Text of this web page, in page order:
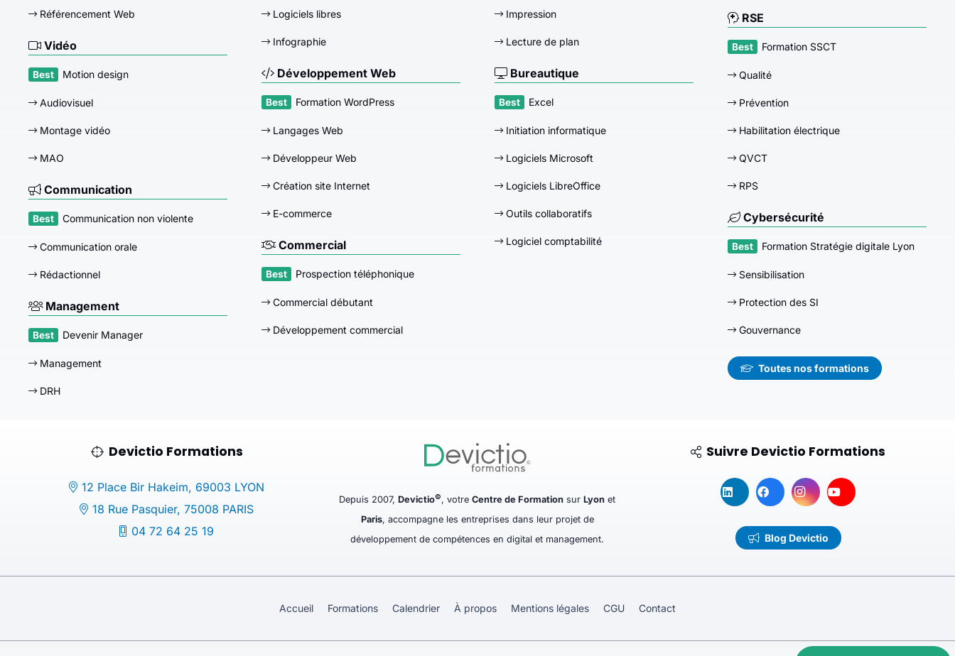
Référencement Web
Vidéo
Motion design
Audiovisuel
Montage vidéo
MAO
Communication
Communication non violente
Communication orale
Rédactionnel
Management
Devenir Manager
Management
DRH
Logiciels libres
Infographie
Développement Web
Formation WordPress
Langages Web
Développeur Web
Création site Internet
E-commerce
Commercial
Prospection téléphonique
Commercial débutant
Développement commercial
Impression
Lecture de plan
Bureautique
Excel
Initiation informatique
Logiciels Microsoft
Logiciels LibreOffice
Outils collaboratifs
Logiciel comptabilité
RSE
Formation SSCT
Qualité
Prévention
Habilitation électrique
QVCT
RPS
Cybersécurité
Formation Stratégie digitale Lyon
Sensibilisation
Protection des SI
Gouvernance
Toutes nos formations
Devictio Formations
12 Place Bir Hakeim, 69003 LYON
18 Rue Pasquier, 75008 PARIS
04 72 64 25 19
Depuis 2007,Devictio©, votreCentre de Formation surLyon et
Paris, accompagne les entreprises dans leur projet de
développement de compétences en digital et management.
Suivre Devictio Formations
Blog Devictio
Accueil Formations Calendrier À propos Mentions légales CGU Contact